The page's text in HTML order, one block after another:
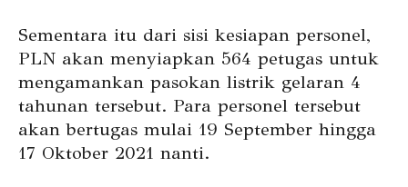
Sementara itu dari sisi kesiapan personel,
PLN akan menyiapkan 564 petugas untuk
mengamankan pasokan listrik gelaran 4
tahunan tersebut. Para personel tersebut
akan bertugas mulai 19 September hingga
17 Oktober 2021 nanti.